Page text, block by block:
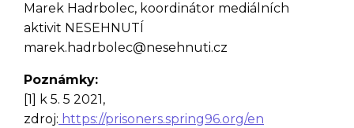
Marek Hadrbolec, koordinátor mediálních
aktivit NESEHNUTÍ
marek.hadrbolec@nesehnuti.cz
Poznámky:
[1] k 5. 5 2021,
zdroj: https://prisoners.spring96.org/en